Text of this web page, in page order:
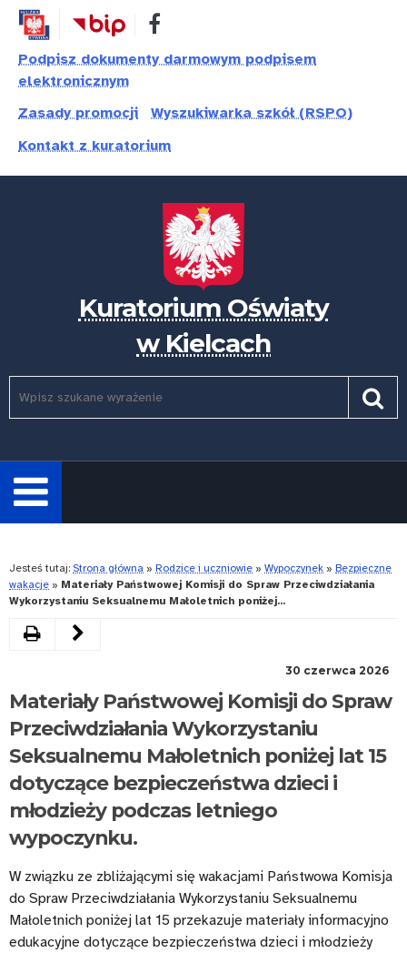
Przejdź
Przejdź
Dostępność
Podpisz dokumenty darmowym podpisem
elektronicznym
Zasady promocji
Wyszukiwarka szkół (RSPO)
Kontakt z kuratorium
Kuratorium Oświaty
w Kielcach
wymagane.
3
znaki.
Rozwiń
Jesteś tutaj: Strona główna » Rodzice i uczniowie » Wypoczynek » Bezpieczne
wakacje » Materiały Państwowej Komisji do Spraw Przeciwdziałania
Wykorzystaniu Seksualnemu Małoletnich poniżej...
30 czerwca 2026
Materiały Państwowej Komisji do Spraw
Przeciwdziałania Wykorzystaniu
Seksualnemu Małoletnich poniżej lat 15
dotyczące bezpieczeństwa dzieci i
młodzieży podczas letniego
wypoczynku.
W związku ze zbliżającymi się wakacjami Państwowa Komisja
do Spraw Przeciwdziałania Wykorzystaniu Seksualnemu
Małoletnich poniżej lat 15 przekazuje materiały informacyjno
edukacyjne dotyczące bezpieczeństwa dzieci i młodzieży
DrukujPoprzedni
Bezpiecznych
wakacji
2026